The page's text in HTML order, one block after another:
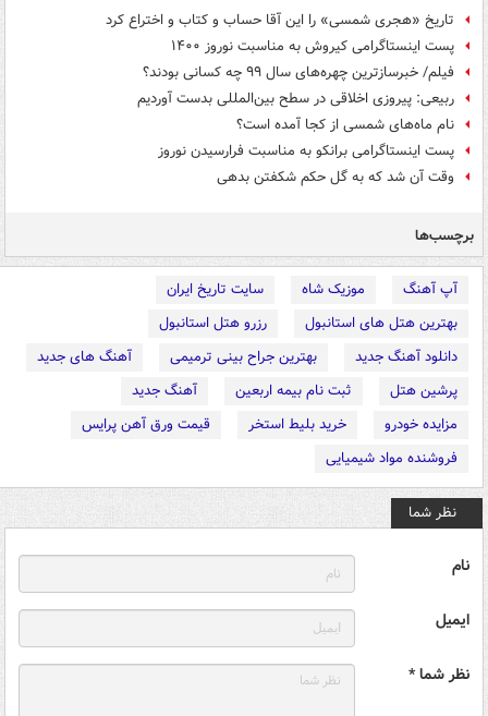
تاریخ «هجری شمسی» را این آقا حساب و کتاب و اختراع کرد
پست اینستاگرامی کیروش به مناسبت نوروز ۱۴۰۰
فیلم/ خبرسازترین چهره‌های سال ۹۹ چه کسانی بودند؟
ربیعی: پیروزی اخلاقی در سطح بین‌المللی بدست آوردیم
نام ماه‌های شمسی از کجا آمده است؟
پست اینستاگرامی برانکو به مناسبت فرارسیدن نوروز
وقت آن شد که به گل حکم شکفتن بدهی
برچسب‌ها
آپ آهنگ موزیک شاه
سایت تاریخ ایران
بهترین هتل های استانبول
رزرو هتل استانبول
دانلود آهنگ جدید
بهترین جراح بینی ترمیمی
آهنگ های جدید
پرشین هتل
ثبت نام بیمه اربعین
آهنگ جدید
مزایده خودرو
خرید بلیط استخر
قیمت ورق آهن پرایس
فروشنده مواد شیمیایی
نظر شما
نام
ایمیل
نظر شما *